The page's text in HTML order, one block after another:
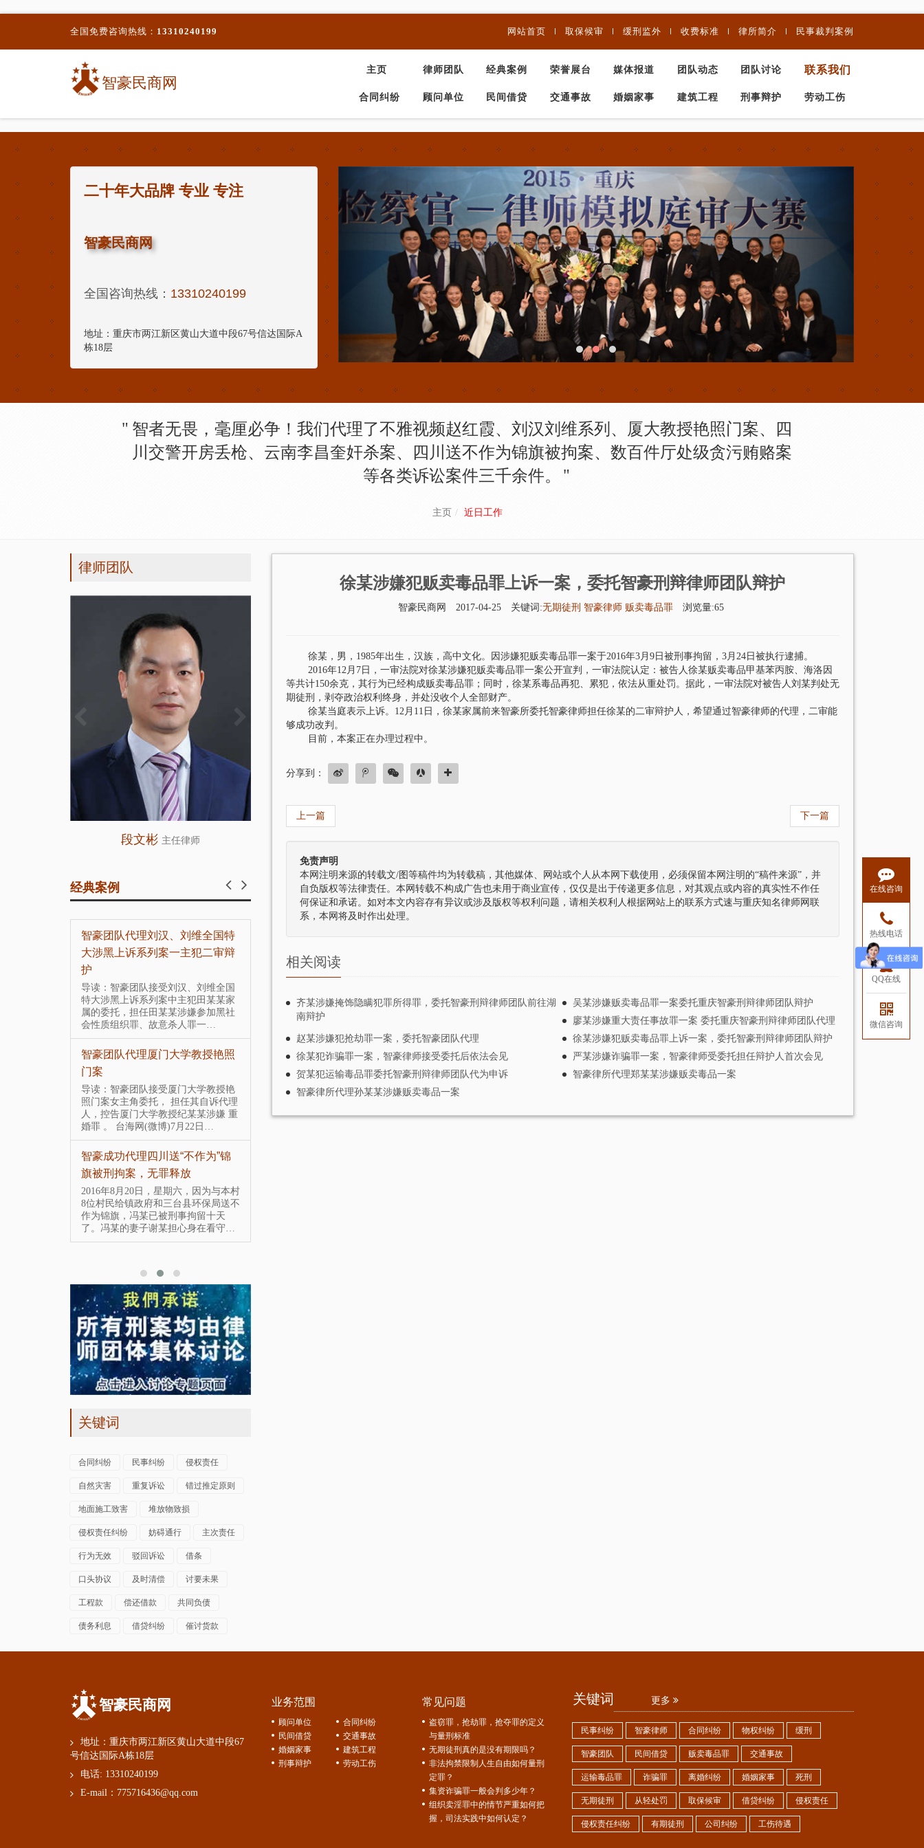
全国免费咨询热线： 13310240199 网站首页 取保候审 缓刑监外 收费标准 律所简介 民事裁判案例
智豪民商网
主页 律师团队 经典案例 荣誉展台 媒体报道 团队动态 团队讨论 联系我们
合同纠纷 顾问单位 民间借贷 交通事故 婚姻家事 建筑工程 刑事辩护 劳动工伤
二十年大品牌 专业 专注
智豪民商网
全国咨询热线： 13310240199
地址：重庆市两江新区黄山大道中段67号信达国际A
栋18层
智者无畏，毫厘必争！我们代理了不雅视频赵红霞、刘汉刘维系列、厦大教授艳照门案、四
川交警开房丢枪、云南李昌奎奸杀案、四川送不作为锦旗被拘案、数百件厅处级贪污贿赂案
等各类诉讼案件三千余件。
主页 近日工作
律师团队
段文彬 主任律师
经典案例
智豪团队代理刘汉、刘维全国特
大涉黑上诉系列案一主犯二审辩
护
导读：智豪团队接受刘汉、刘维全国
特大涉黑上诉系列案中主犯田某某家
属的委托，担任田某某涉嫌参加黑社
会性质组织罪、故意杀人罪一…
智豪团队代理厦门大学教授艳照
门案
导读：智豪团队接受厦门大学教授艳
照门案女主角委托， 担任其自诉代理
人，控告厦门大学教授纪某某涉嫌 重
婚罪 。 台海网(微博)7月22日…
智豪成功代理四川送“不作为”锦
旗被刑拘案，无罪释放
2016年8月20日，星期六，因为与本村
8位村民给镇政府和三台县环保局送不
作为锦旗，冯某已被刑事拘留十天
了。冯某的妻子谢某担心身在看守…
童案死刑复核案
导读：智豪团队接受李昌奎家属委
豪律师将万余字辩护意见面呈最…
厅级干部被控受贿约2500万元，
智豪律师辩护降低1000万元、认
定自首，从轻判处十一年
一、案情简介 李某某，男，1950年出
土局原局长（厅级）兼某建设公司董
豪团队成功了！ 赵红霞涉嫌敲诈…
智豪成功代理四川交警开房丢枪
案
导读：智豪团队接受四川交警开房丢
相关责任人涉嫌诽谤罪的刑事责任，
特大涉黑上诉系列案中主犯田某某家
会性质组织罪、故意杀人罪一…
智豪团队代理厦门大学教授艳照
门案
人，控告厦门大学教授纪某某涉嫌 重
关键词
合同纠纷 民事纠纷 侵权责任
自然灾害 重复诉讼 错过推定原则
地面施工致害 堆放物致损
侵权责任纠纷 妨碍通行 主次责任
行为无效 驳回诉讼 借条
口头协议 及时清偿 讨要未果
工程款 偿还借款 共同负债
债务利息 借贷纠纷 催讨货款
徐某涉嫌犯贩卖毒品罪上诉一案，委托智豪刑辩律师团队辩护
智豪民商网 2017-04-25 关键词:无期徒刑 智豪律师 贩卖毒品罪 浏览量:65
徐某，男，1985年出生，汉族，高中文化。因涉嫌犯贩卖毒品罪一案于2016年3月9日被刑事拘留，3月24日被执行逮捕。
2016年12月7日，一审法院对徐某涉嫌犯贩卖毒品罪一案公开宣判，一审法院认定：被告人徐某贩卖毒品甲基苯丙胺、海洛因
等共计150余克，其行为已经构成贩卖毒品罪；同时，徐某系毒品再犯、累犯，依法从重处罚。据此，一审法院对被告人刘某判处无
期徒刑，剥夺政治权利终身，并处没收个人全部财产。
徐某当庭表示上诉。12月11日，徐某家属前来智豪所委托智豪律师担任徐某的二审辩护人，希望通过智豪律师的代理，二审能
够成功改判。
目前，本案正在办理过程中。
分享到：
上一篇 下一篇
免责声明
本网注明来源的转载文/图等稿件均为转载稿，其他媒体、网站或个人从本网下载使用，必须保留本网注明的“稿件来源”，并
自负版权等法律责任。本网转载不构成广告也未用于商业宣传，仅仅是出于传递更多信息，对其观点或内容的真实性不作任
何保证和承诺。如对本文内容存有异议或涉及版权等权利问题，请相关权利人根据网站上的联系方式速与重庆知名律师网联
系，本网将及时作出处理。
相关阅读
齐某涉嫌掩饰隐瞒犯罪所得罪，委托智豪刑辩律师团队前往湖
南辩护
吴某涉嫌贩卖毒品罪一案委托重庆智豪刑辩律师团队辩护
廖某涉嫌重大责任事故罪一案 委托重庆智豪刑辩律师团队代理
赵某涉嫌犯抢劫罪一案，委托智豪团队代理
徐某涉嫌犯贩卖毒品罪上诉一案，委托智豪刑辩律师团队辩护
徐某犯诈骗罪一案，智豪律师接受委托后依法会见
严某涉嫌诈骗罪一案，智豪律师受委托担任辩护人首次会见
贺某犯运输毒品罪委托智豪刑辩律师团队代为申诉
智豪律所代理郑某某涉嫌贩卖毒品一案
智豪律所代理孙某某涉嫌贩卖毒品一案
智豪民商网
地址：重庆市两江新区黄山大道中段67
号信达国际A栋18层
电话: 13310240199
E-mail： 775716436@qq.com
业务范围
顾问单位
合同纠纷
民间借贷
交通事故
婚姻家事
建筑工程
刑事辩护
劳动工伤
常见问题
盗窃罪，抢劫罪，抢夺罪的定义
与量刑标准
无期徒刑真的是没有期限吗？
非法拘禁限制人生自由如何量刑
定罪？
集资诈骗罪一般会判多少年？
组织卖淫罪中的情节严重如何把
握，司法实践中如何认定？
关键词 更多
民事纠纷 智豪律师 合同纠纷 物权纠纷 缓刑
智豪团队 民间借贷 贩卖毒品罪 交通事故
运输毒品罪 诈骗罪 离婚纠纷 婚姻家事 死刑
无期徒刑 从轻处罚 取保候审 借贷纠纷 侵权责任
侵权责任纠纷 有期徒刑 公司纠纷 工伤待遇
在线咨询
热线电话
QQ在线
微信咨询